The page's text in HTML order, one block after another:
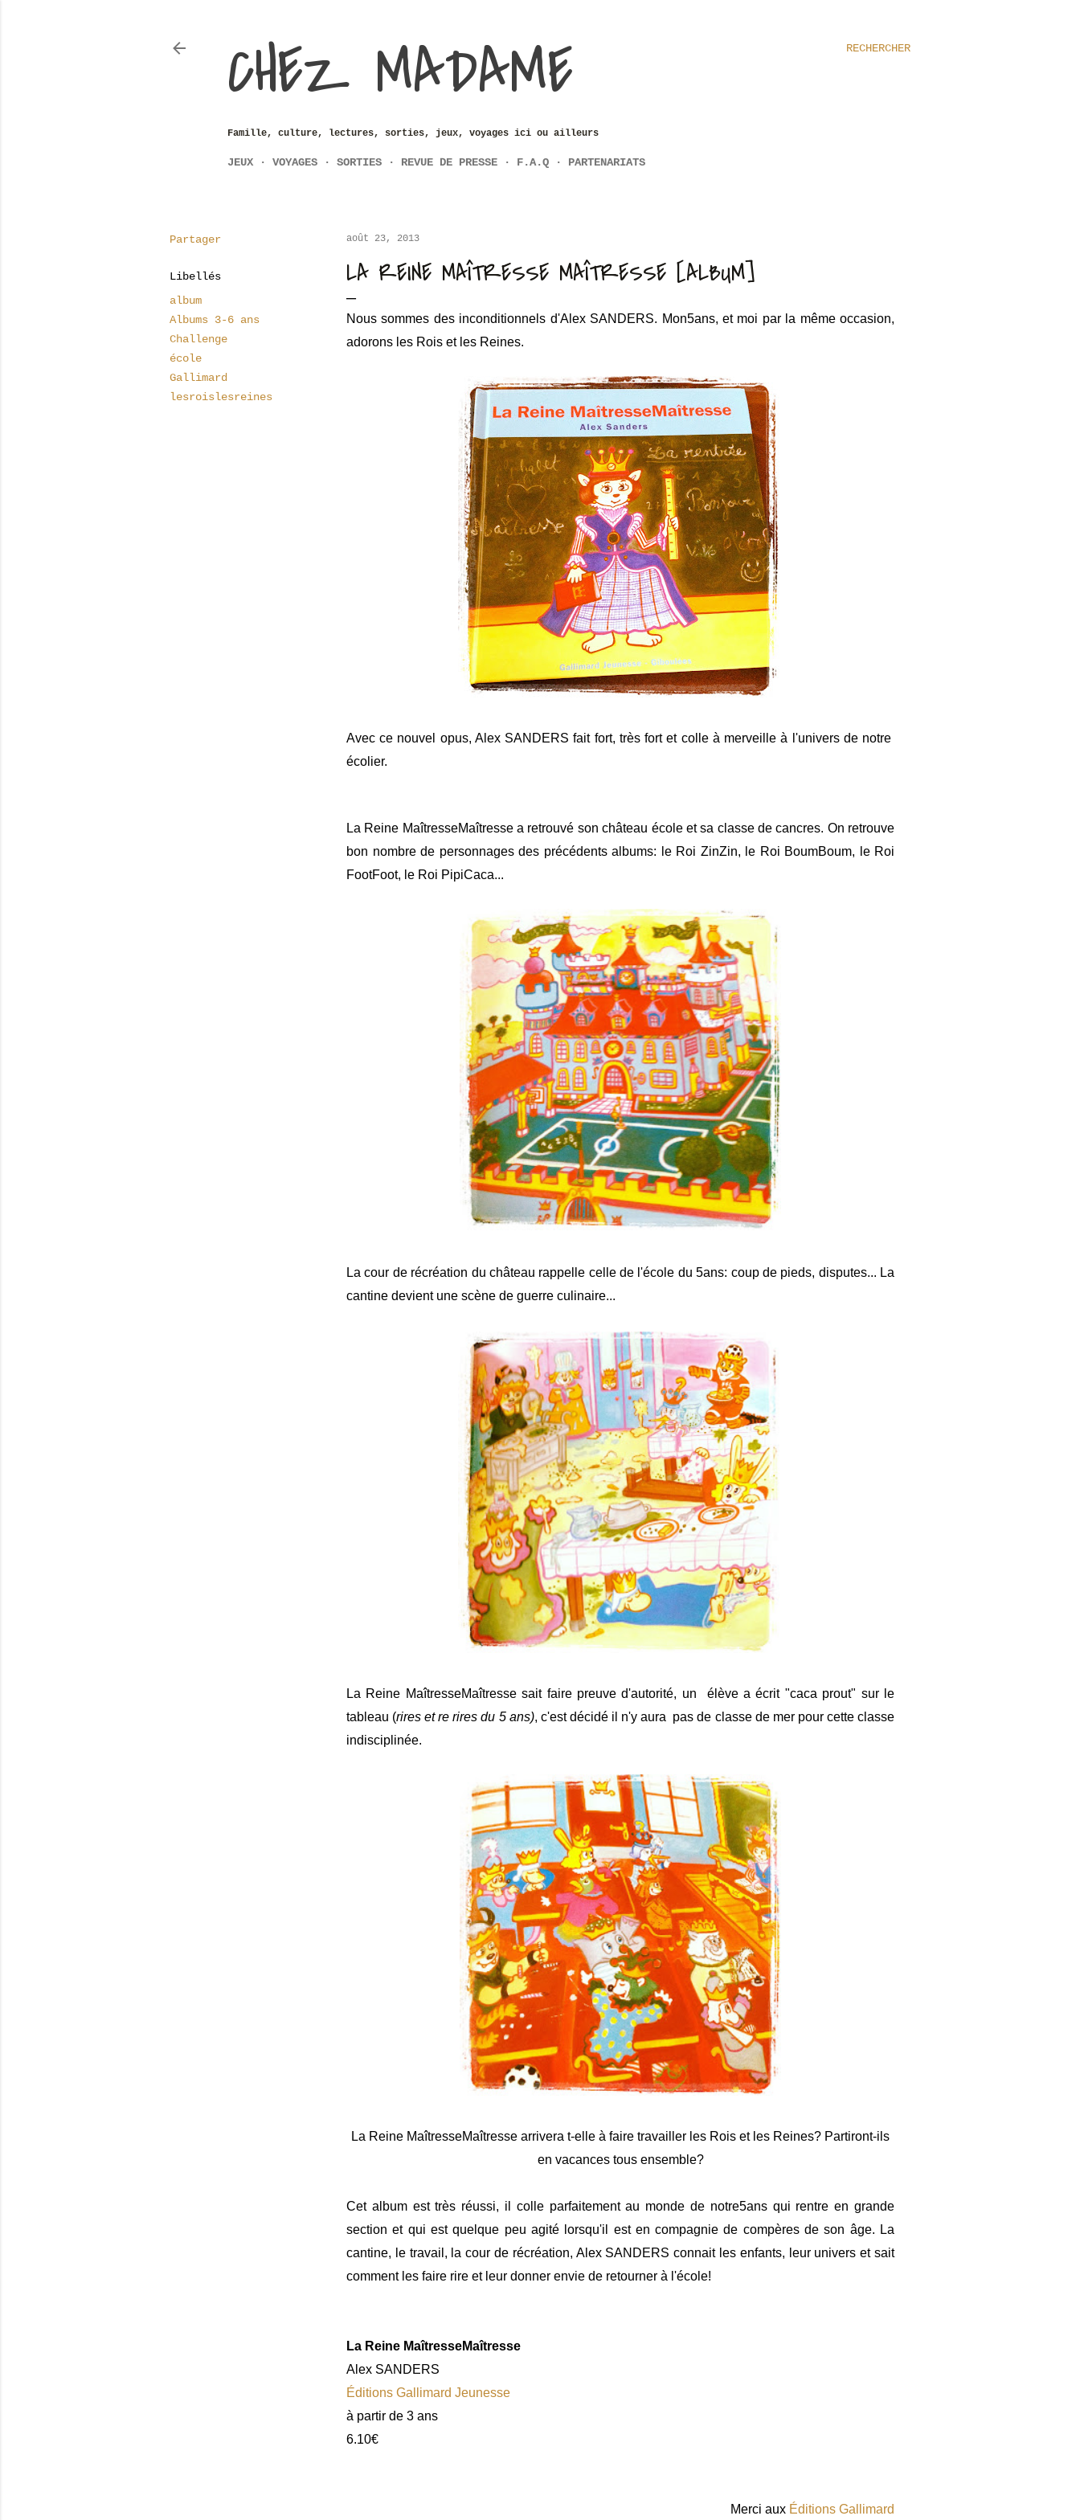
RECHERCHER
CHEZ MADAME
Famille, culture, lectures, sorties, jeux, voyages ici ou ailleurs
JEUX VOYAGES SORTIES REVUE DE PRESSE F.A.Q PARTENARIATS
Partager
Libellés
album
Albums 3-6 ans
Challenge
école
Gallimard
lesroislesreines
août 23, 2013
LA REINE MAÎTRESSE MAÎTRESSE [ALBUM]
Nous sommes des inconditionnels d'Alex SANDERS. Mon5ans, et moi par la même occasion,
adorons les Rois et les Reines.
Avec ce nouvel opus, Alex SANDERS fait fort, très fort et colle à merveille à l'univers de notre
écolier.
La Reine MaîtresseMaîtresse a retrouvé son château école et sa classe de cancres. On retrouve
bon nombre de personnages des précédents albums: le Roi ZinZin, le Roi BoumBoum, le Roi
FootFoot, le Roi PipiCaca...
La cour de récréation du château rappelle celle de l'école du 5ans: coup de pieds, disputes... La
cantine devient une scène de guerre culinaire...
La Reine MaîtresseMaîtresse sait faire preuve d'autorité, un élève a écrit "caca prout" sur le
tableau (rires et re rires du 5 ans), c'est décidé il n'y aura pas de classe de mer pour cette classe
indisciplinée.
La Reine MaîtresseMaîtresse arrivera t-elle à faire travailler les Rois et les Reines? Partiront-ils
en vacances tous ensemble?
Cet album est très réussi, il colle parfaitement au monde de notre5ans qui rentre en grande
section et qui est quelque peu agité lorsqu'il est en compagnie de compères de son âge. La
cantine, le travail, la cour de récréation, Alex SANDERS connait les enfants, leur univers et sait
comment les faire rire et leur donner envie de retourner à l'école!
La Reine MaîtresseMaîtresse
Alex SANDERS
Éditions Gallimard Jeunesse
à partir de 3 ans
6.10€
Merci aux Éditions Gallimard